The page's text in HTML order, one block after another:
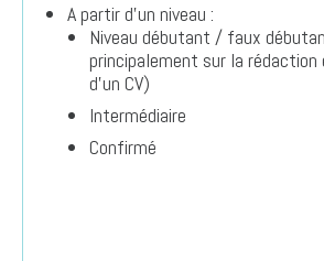
A partir d’un niveau :
Niveau débutant / faux
principalement sur la
d’un CV)
Intermédiaire
Confirmé